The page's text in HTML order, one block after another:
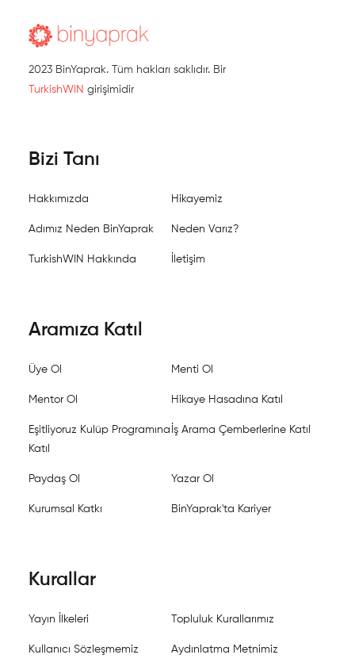
2023 BinYaprak. Tüm hakları saklıdır. Bir
TurkishWIN girişimidir
Bizi Tanı
Hakkımızda Hikayemiz
Adımız Neden BinYaprak Neden Varız?
TurkishWIN Hakkında İletişim
Aramıza Katıl
Üye Ol Menti Ol
Mentor Ol Hikaye Hasadına Katıl
Eşitliyoruz Kulüp Programına
Katıl
İş Arama Çemberlerine Katıl
Paydaş Ol Yazar Ol
Kurumsal Katkı BinYaprak'ta Kariyer
Kurallar
Yayın İlkeleri Topluluk Kurallarımız
Kullanıcı Sözleşmemiz Aydınlatma Metnimiz